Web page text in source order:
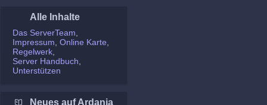
Alle Inhalte
Das ServerTeam
Impressum Online Karte
Regelwerk
Server Handbuch
Unterstützen
Neues auf Ardania